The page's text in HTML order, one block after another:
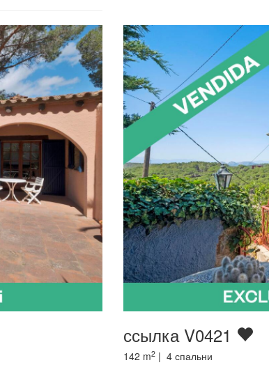
ссылка V0421
142 m2 | 4 спальни